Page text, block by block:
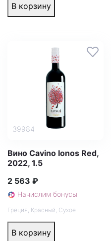
В корзину
39984
Вино Cavino Ionos Red,
2022, 1.5
2 563 ₽
Начислим бонусы
Греция Красный Сухое
В корзину